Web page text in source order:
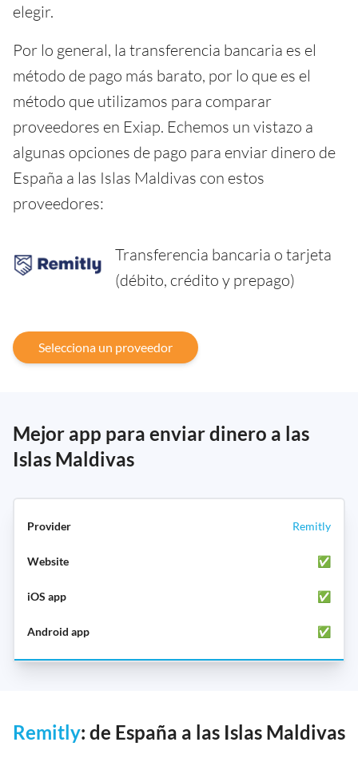
elegir.
Por lo general, la transferencia bancaria es el
método de pago más barato, por lo que es el
método que utilizamos para comparar
proveedores en Exiap. Echemos un vistazo a
algunas opciones de pago para enviar dinero de
España a las Islas Maldivas con estos
proveedores:
Transferencia bancaria o tarjeta
(débito, crédito y prepago)
Selecciona un proveedor
Mejor app para enviar dinero a las
Islas Maldivas
Remitly
✅
✅
✅
Remitly: de España a las Islas Maldivas